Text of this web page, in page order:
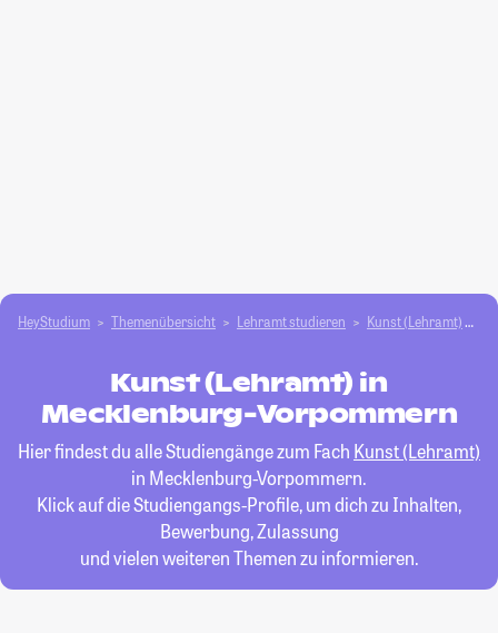
HeyStudium Themenübersicht Lehramt studieren Kunst (Lehramt)
Kunst (Lehramt) in
Mecklenburg-Vorpommern
Hier findest du alle Studiengänge zum Fach Kunst (Lehramt)
in Mecklenburg-Vorpommern.
Klick auf die Studiengangs-Profile, um dich zu Inhalten,
Bewerbung, Zulassung
und vielen weiteren Themen zu informieren.